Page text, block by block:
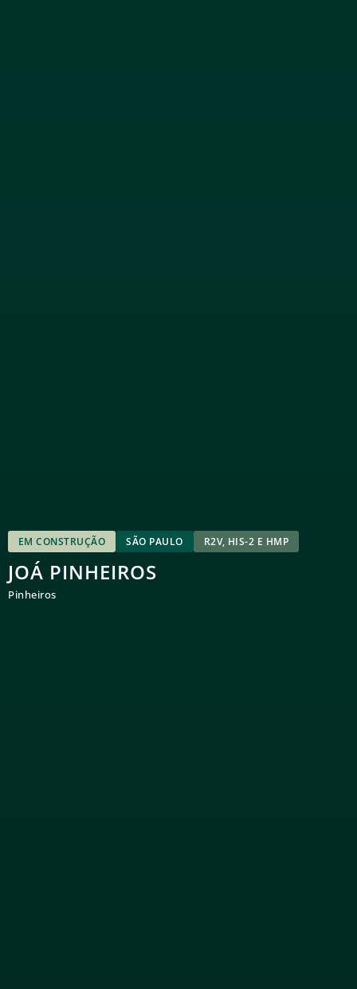
EM CONSTRUÇÃO SÃO PAULO R2V, HIS-2 E HMP
JOÁ PINHEIROS
Pinheiros